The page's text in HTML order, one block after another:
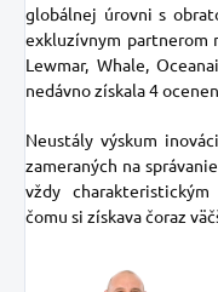
globálnej úrovni s
exkluzívnym partnerom
Lewmar, Whale,
nedávno získala 4
Neustály výskum
zameraných na
vždy
čomu si získava čoraz